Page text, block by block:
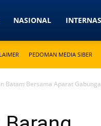
NASIONAL
PEDOMAN MEDIA SIBER
Batam Bersama Aparat